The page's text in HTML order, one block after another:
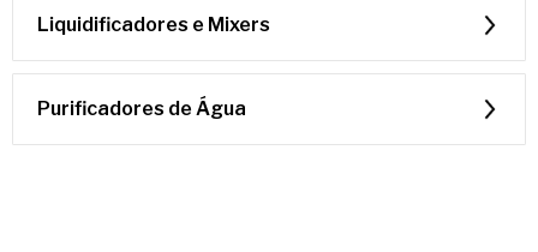
Liquidificadores e Mixers
Purificadores de Água